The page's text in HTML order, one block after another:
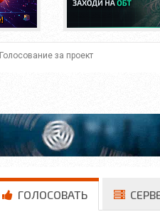
Голосование за проект
ГОЛОСОВАТЬ